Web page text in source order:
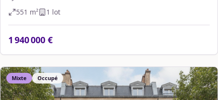
551 m² 1 lot
1 940 000 €
Mixte Occupé